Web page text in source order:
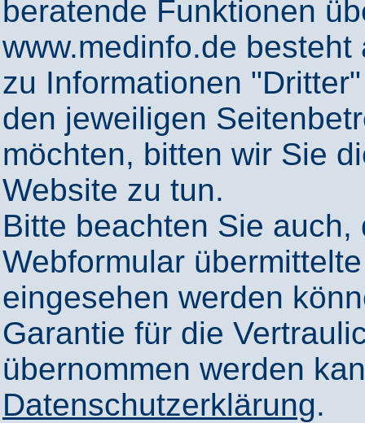
beratende Funktionen
www.medinfo.de
zu Informationen
den jeweiligen
möchten, bitten wir Sie
Website zu tun.
Bitte beachten Sie
Webformular
eingesehen werden
Garantie für die
übernommen werden
Datenschutzerklärung.